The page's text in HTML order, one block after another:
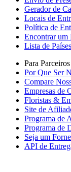
Gerador de
Locais de
Política de
Encontrar um
Lista de
Para
Por Que Ser
Compare
Empresas de
Floristas &
Site de
Programa de
Programa de
Seja um
API de